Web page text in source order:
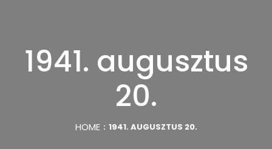
1941. augusztus
20.
HOME 1941. AUGUSZTUS 20.